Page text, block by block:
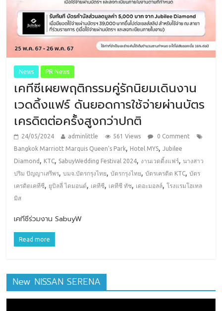
News PR News
เคทีซีเผยพฤติกรรมคู่รักนิยมเดินงาน
เวดดิ้งแฟร์ ดันยอดการใช้จ่ายผ่านบัตร
เครดิตต่อครั้งสูงกว่าปกติ
24/05/2024 adminlittle 561 Views
0 Comment
Bangkok Marriott Marquis Queen's Park, Hotel MYS,Jubilee
Diamond , KTC, SabuyWedding Festival 2024, งานเวดดิ้งแฟร์,นางสาว
ปริม ปัญญาเสรีพร,บมจ.บัตรกรุงไทย,บัตรกรุงไทย,บัตรเครดิต KTC,บัตร
เครดิตเคทีซี, ยูบิลลี่ ไดมอนด์, เคทีซี, เคทีซี ทัช, เดอะมอลล์,โรงแรมโฮเทล
มิส
เคทีซีร่วมงาน SabuyW
Read more
New NISSAN SERENA